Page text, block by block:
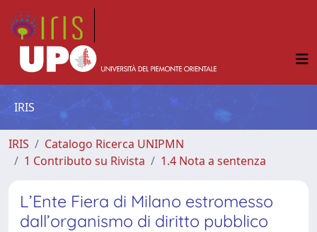
IRIS
IRIS
Catalogo Ricerca UNIPMN
1 Contributo su Rivista
1.4 Nota a sentenza
L’Ente Fiera di Milano estromesso
dall’organismo di diritto pubblico